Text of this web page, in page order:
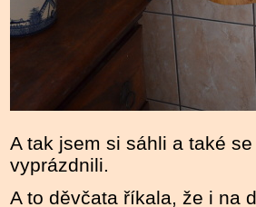
A tak jsem si sáhli a také se
vyprázdnili.
A to děvčata říkala, že i na